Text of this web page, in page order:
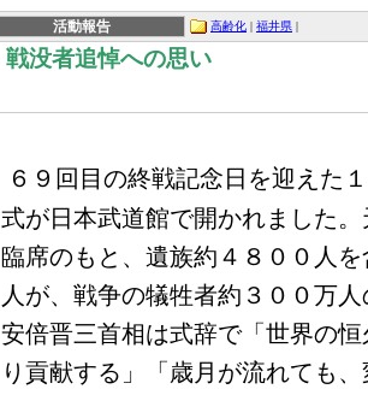
活動報告 高齢化 | 福井県 |
戦没者追悼への思い
６９回目の終戦記念日を迎えた
式が日本武道館で開かれました
臨席のもと、遺族約４８００人
人が、戦争の犠牲者約３００万
安倍晋三首相は式辞で「世界の
り貢献する」「歳月が流れても